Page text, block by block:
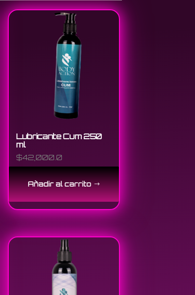
Lubricante Cum 250
ml
$42,000.0
Añadir al carrito